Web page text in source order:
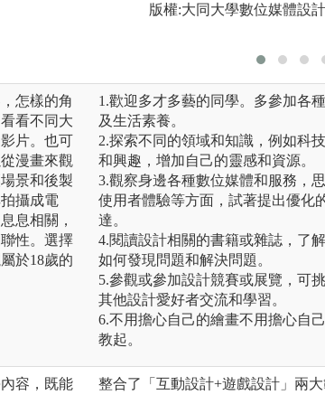
一部作品。本系以電影拍攝為主，
版權:大同大學數位媒體設
怎樣的角
看不同大
片。也可
漫畫來觀
景和後製
攝成電
息相關，
性。選擇
於18歲的
1.歡迎多才多藝的同學。多參加各
及生活素養。
2.探索不同的領域和知識，例如科
和興趣，增加自己的靈感和資源。
3.觀察身邊各種數位媒體和服務，
使用者體驗等方面，試著提出優化
達。
4.閱讀設計相關的書籍或雜誌，了
如何發現問題和解決問題。
5.參觀或參加設計競賽或展覽，可
其他設計愛好者交流和學習。
6.不用擔心自己的繪畫不用擔心自
教起。
容，既能
整合了「互動設計+遊戲設計」兩